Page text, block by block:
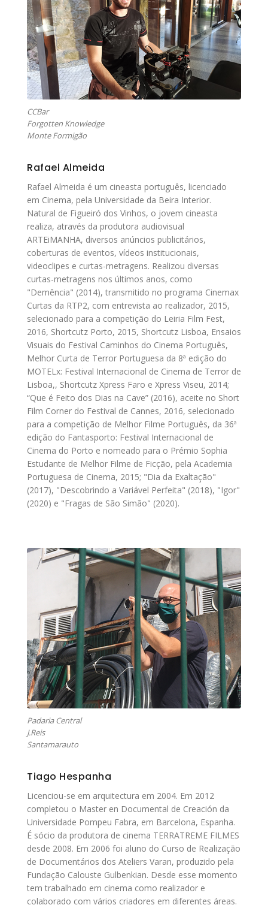
CCBar
Forgotten Knowledge
Monte Formigão
Rafael Almeida
Rafael Almeida é um cineasta português, licenciado
em Cinema, pela Universidade da Beira Interior.
Natural de Figueiró dos Vinhos, o jovem cineasta
realiza, através da produtora audiovisual
ARTEiMANHA, diversos anúncios publicitários,
coberturas de eventos, vídeos institucionais,
videoclipes e curtas-metragens. Realizou diversas
curtas-metragens nos últimos anos, como
"Demência" (2014), transmitido no programa Cinemax
Curtas da RTP2, com entrevista ao realizador, 2015,
selecionado para a competição do Leiria Film Fest,
2016, Shortcutz Porto, 2015, Shortcutz Lisboa, Ensaios
Visuais do Festival Caminhos do Cinema Português,
Melhor Curta de Terror Portuguesa da 8ª edição do
MOTELx: Festival Internacional de Cinema de Terror de
Lisboa,, Shortcutz Xpress Faro e Xpress Viseu, 2014;
“Que é Feito dos Dias na Cave” (2016), aceite no Short
Film Corner do Festival de Cannes, 2016, selecionado
para a competição de Melhor Filme Português, da 36ª
edição do Fantasporto: Festival Internacional de
Cinema do Porto e nomeado para o Prémio Sophia
Estudante de Melhor Filme de Ficção, pela Academia
Portuguesa de Cinema, 2015; "Dia da Exaltação"
(2017), "Descobrindo a Variável Perfeita" (2018), "Igor"
(2020) e "Fragas de São Simão" (2020).
Padaria Central
J.Reis
Santamarauto
Tiago Hespanha
Licenciou-se em arquitectura em 2004. Em 2012
completou o Master en Documental de Creación da
Universidade Pompeu Fabra, em Barcelona, Espanha.
É sócio da produtora de cinema TERRATREME FILMES
desde 2008. Em 2006 foi aluno do Curso de Realização
de Documentários dos Ateliers Varan, produzido pela
Fundação Calouste Gulbenkian. Desde esse momento
tem trabalhado em cinema como realizador e
colaborado com vários criadores em diferentes áreas.